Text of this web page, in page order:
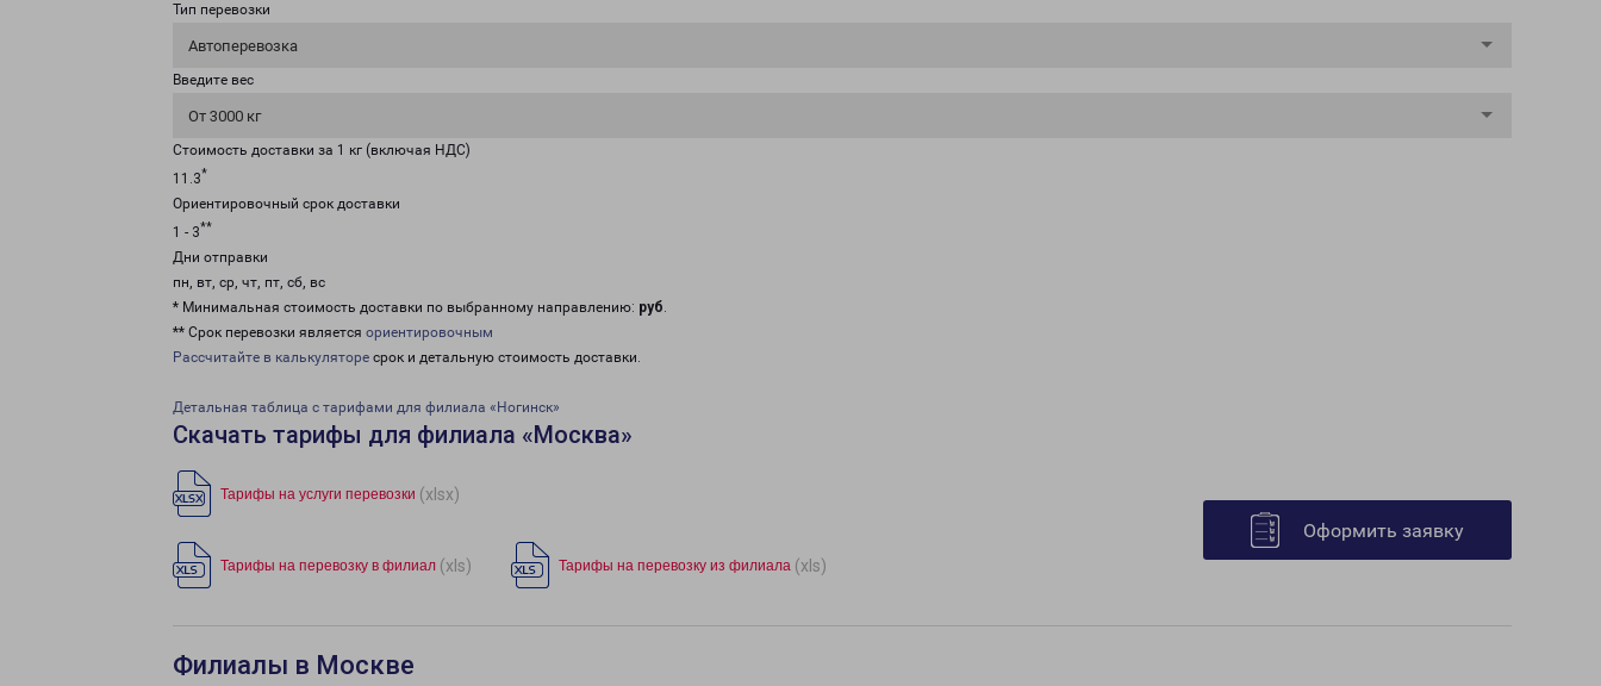
Тип перевозки
Автоперевозка
Введите вес
От 3000 кг
Стоимость доставки за 1 кг (включая НДС)
11.3*
Ориентировочный срок доставки
1 - 3**
Дни отправки
пн, вт, ср, чт, пт, сб, вс
* Минимальная стоимость доставки по выбранному направлению: руб.
** Срок перевозки является ориентировочным
Рассчитайте в калькуляторе срок и детальную стоимость доставки.
Детальная таблица с тарифами для филиала «Ногинск»
Скачать тарифы для филиала «Москва»
Тарифы на услуги перевозки (xlsx)
Тарифы на перевозку в филиал (xls) Тарифы на перевозку из филиала (xls)
Оформить заявку
Филиалы в Москве